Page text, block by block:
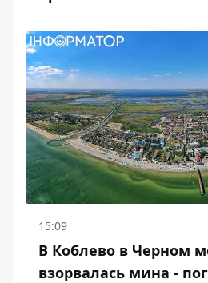
15:09
В Коблево в Черном
взорвалась мина -